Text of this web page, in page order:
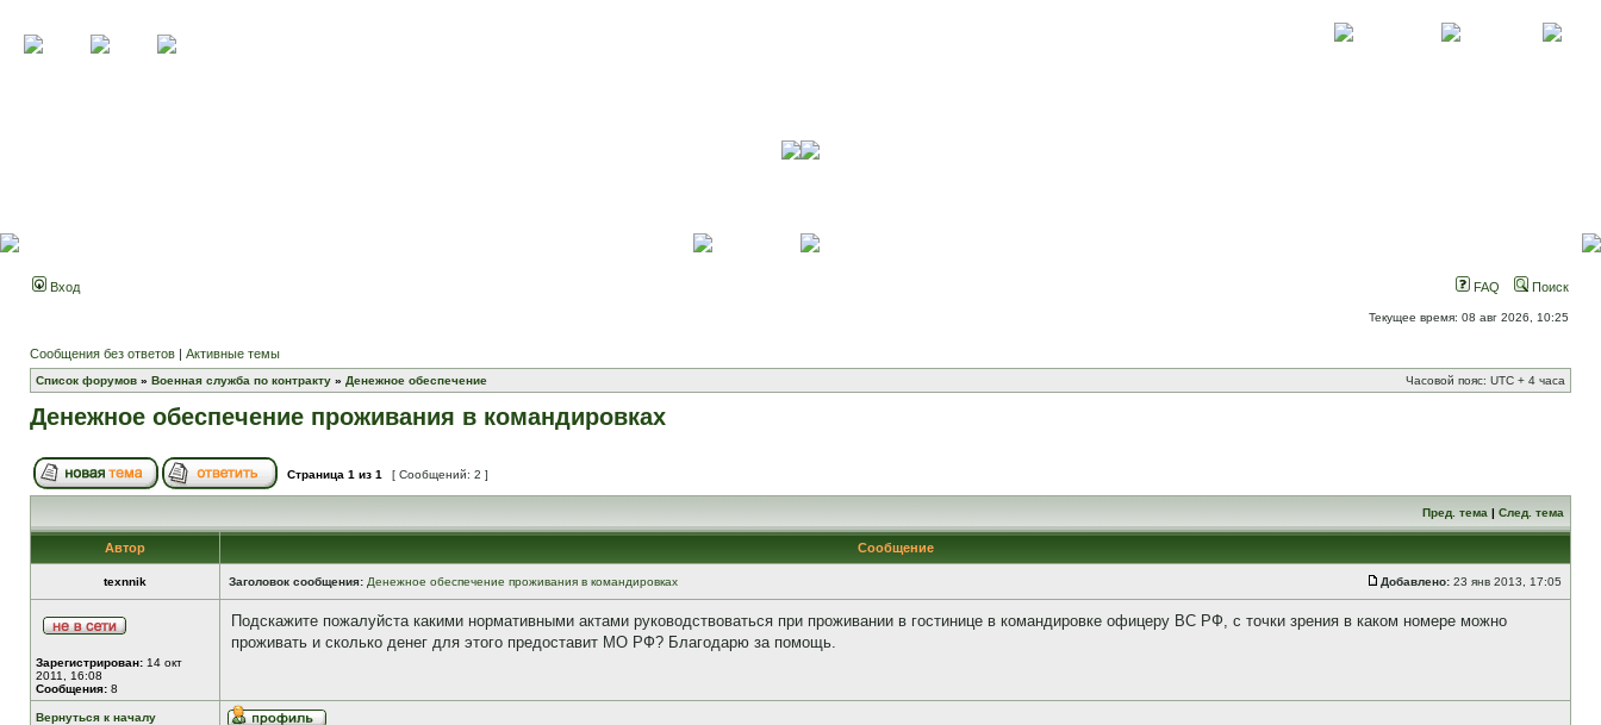
Вход FAQ Поиск
Текущее время: 08 авг 2026, 10:25
Сообщения без ответов | Активные темы
Список форумов » Военная служба по контракту » Денежное обеспечение Часовой пояс: UTC + 4 часа
Денежное обеспечение проживания в командировках
Страница 1 из 1 [ Сообщений: 2 ]
Пред. тема | След. тема
Автор Сообщение
texnnik Заголовок сообщения: Денежное обеспечение проживания в командировках Добавлено: 23 янв 2013, 17:05
Зарегистрирован: 14 окт
2011, 16:08
Сообщения: 8
Подскажите пожалуйста какими нормативными актами руководствоваться при проживании в гостинице в командировке офицеру ВС РФ, с точки зрения в каком номере можно
проживать и сколько денег для этого предоставит МО РФ? Благодарю за помощь.
Вернуться к началу